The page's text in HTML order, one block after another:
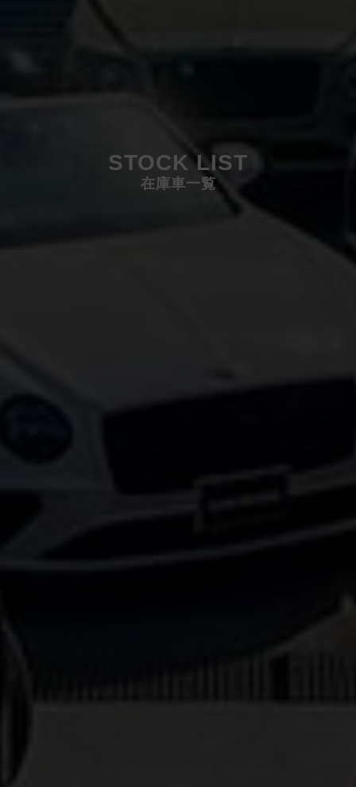
STOCK LIST
在庫車一覧